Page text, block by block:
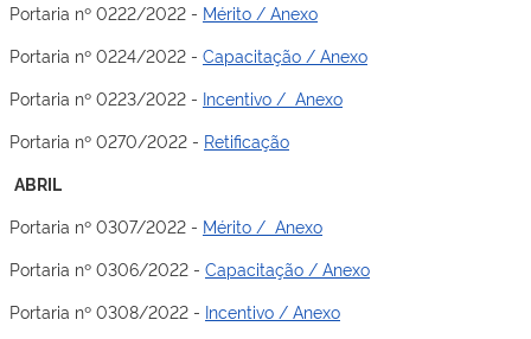
Portaria nº 0222/2022 - Mérito / Anexo
Portaria nº 0224/2022 - Capacitação / Anexo
Portaria nº 0223/2022 - Incentivo / Anexo
Portaria nº 0270/2022 - Retificação
ABRIL
Portaria nº 0307/2022 - Mérito / Anexo
Portaria nº 0306/2022 - Capacitação / Anexo
Portaria nº 0308/2022 - Incentivo / Anexo